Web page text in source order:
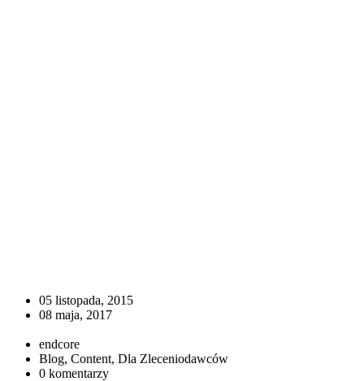
05 listopada, 2015
08 maja, 2017
endcore
Blog, Content, Dla Zleceniodawców
0 komentarzy